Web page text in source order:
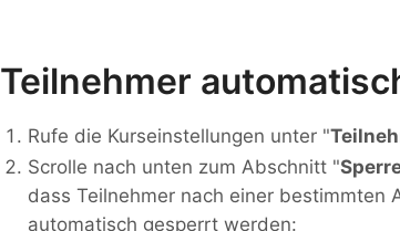
Teilnehmer
Rufe die Kurseinstellungen unter "
Scrolle nach unten zum Abschnitt "
dass Teilnehmer nach einer bestimmten
automatisch gesperrt werden: